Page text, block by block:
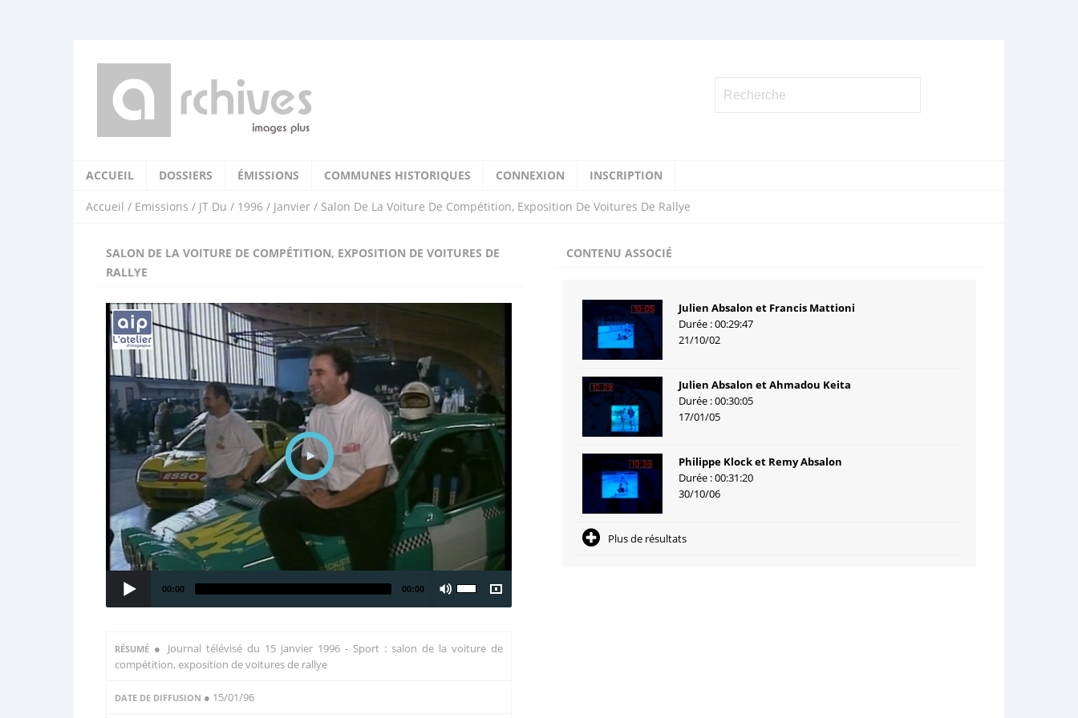
ACCUEIL DOSSIERS ÉMISSIONS COMMUNES HISTORIQUES CONNEXION INSCRIPTION
Accueil / Emissions / JT Du / 1996 / Janvier / Salon De La Voiture De Compétition, Exposition De Voitures De Rallye
SALON DE LA VOITURE DE COMPÉTITION, EXPOSITION DE VOITURES DE
RALLYE
00:00 00:00
RÉSUMÉ ● Journal télévisé du 15 janvier 1996 - Sport : salon de la voiture de
compétition, exposition de voitures de rallye
DATE DE DIFFUSION ● 15/01/96
CONTENU ASSOCIÉ
Julien Absalon et Francis Mattioni
Durée : 00:29:47
21/10/02
Julien Absalon et Ahmadou Keita
Durée : 00:30:05
17/01/05
Philippe Klock et Remy Absalon
Durée : 00:31:20
30/10/06
Plus de résultats